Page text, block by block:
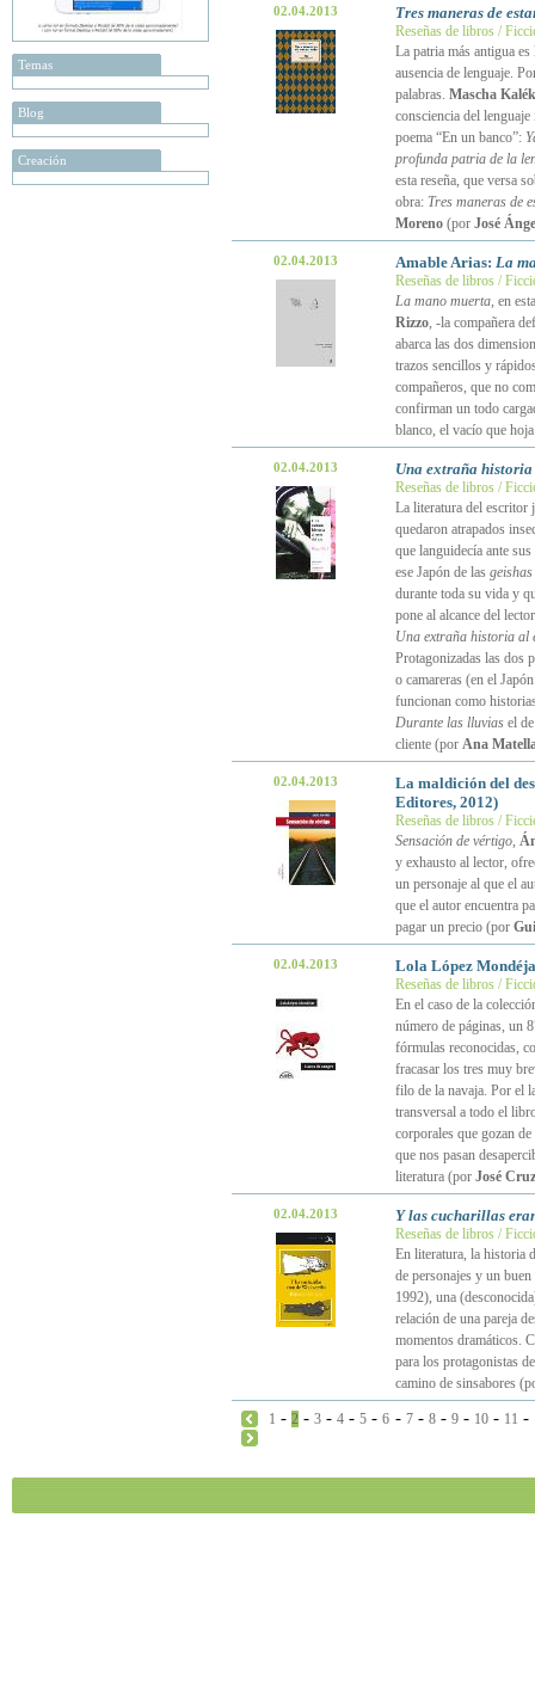
Temas
Blog
Creación
02.04.2013 Tres maneras de
Reseñas de libros /
La patria más antigua
ausencia de lenguaje.
palabras. Mascha
consciencia del
poema “En un banco”:
profunda patria de la
esta reseña, que versa
obra: Tres maneras de
Moreno(por José
02.04.2013 Amable Arias: La
Reseñas de libros /
La mano muerta, en
Rizzo, -la compañera
abarca las dos
trazos sencillos y
compañeros, que no
confirman un todo
blanco, el vacío que
02.04.2013 Una extraña
Reseñas de libros /
La literatura del escritor
quedaron atrapados
que languidecía ante
ese Japón de las geishas
durante toda su vida y
pone al alcance del
Una extraña historia al
Protagonizadas las dos
o camareras (en el
funcionan como
Durante las lluviasel de
cliente (por Ana
02.04.2013
La maldición del
Editores, 2012)
Reseñas de libros /
Sensación de vértigo,
y exhausto al lector,
un personaje al que el
que el autor encuentra
pagar un precio (por
02.04.2013 Lola López
Reseñas de libros /
En el caso de la
número de páginas, un
fórmulas reconocidas,
fracasar los tres muy
filo de la navaja. Por el
transversal a todo el
corporales que gozan
que nos pasan
literatura (por José
02.04.2013 Y las cucharillas
Reseñas de libros /
En literatura, la historia
de personajes y un
1992), una
relación de una pareja
momentos dramáticos.
para los protagonistas
camino de sinsabores
1 - 2 -3 -4 -5 -6 - 7- 8- 9- 10- 11 -